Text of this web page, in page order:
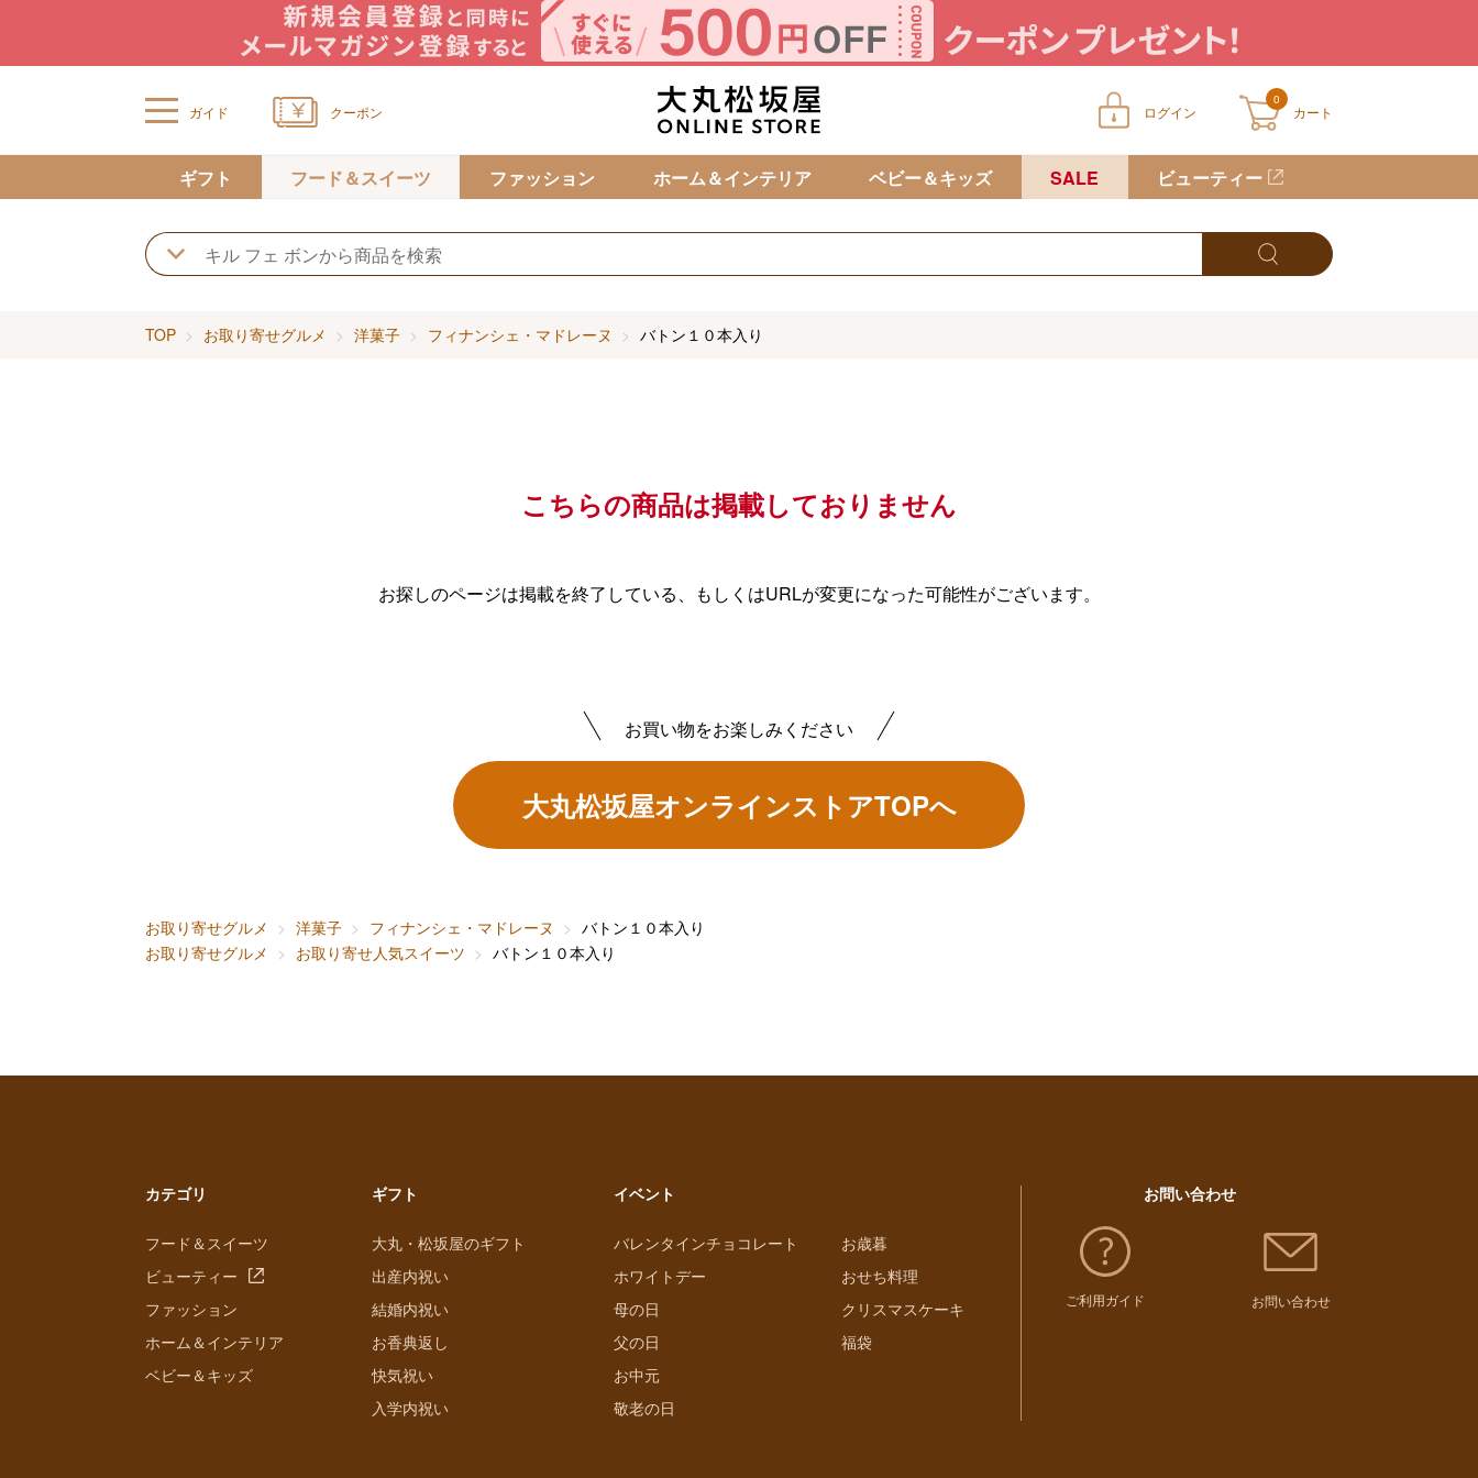
ガイド クーポン ログイン
0
カート
カートに商品が入っていません
ギフト フード＆スイーツ ファッション ホーム＆インテリア ベビー＆キッズ SALE ビューティー
TOP お取り寄せグルメ 洋菓子 フィナンシェ・マドレーヌ バトン１０本入り
こちらの商品は掲載しておりません
お探しのページは掲載を終了している、もしくはURLが変更になった可能性がございます。
お買い物をお楽しみください
大丸松坂屋オンラインストアTOPへ
お取り寄せグルメ 洋菓子 フィナンシェ・マドレーヌ
バトン１０本入り
お取り寄せグルメ
お取り寄せ人気スイーツ バトン１０本入り
カテゴリ
フード＆スイーツ
ビューティー
ファッション
ホーム＆インテリア
ベビー＆キッズ
ギフト
大丸・松坂屋のギフト
出産内祝い
結婚内祝い
お香典返し
快気祝い
入学内祝い
イベント
バレンタインチョコレート
ホワイトデー
母の日
父の日
お中元
敬老の日
お歳暮
おせち料理
クリスマスケーキ
福袋
お問い合わせ
ご利用ガイド お問い合わせ